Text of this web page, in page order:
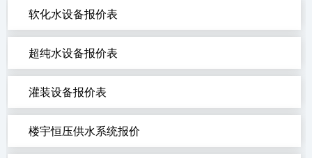
软化水设备报价表
超纯水设备报价表
灌装设备报价表
楼宇恒压供水系统报价